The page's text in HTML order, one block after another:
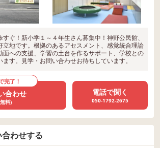
ぐ！新小学１～４年生さん募集中！神野公民館、
立地です。根拠のあるアセスメント、感覚統合理論
面への支援、学習の土台を作るサポート、学校との
す。見学・お問い合わせお待ちしています。
完了！
合わせ
料)
電話で聞く
050-1792-2675
わせする